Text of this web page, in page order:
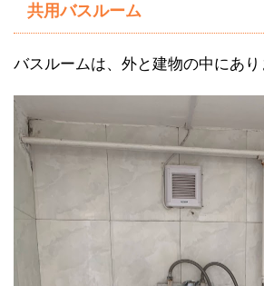
共用バスルーム
バスルームは、外と建物の中にあり